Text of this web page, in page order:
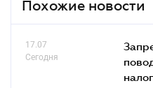
Похожие новости
17.07
Сегодня